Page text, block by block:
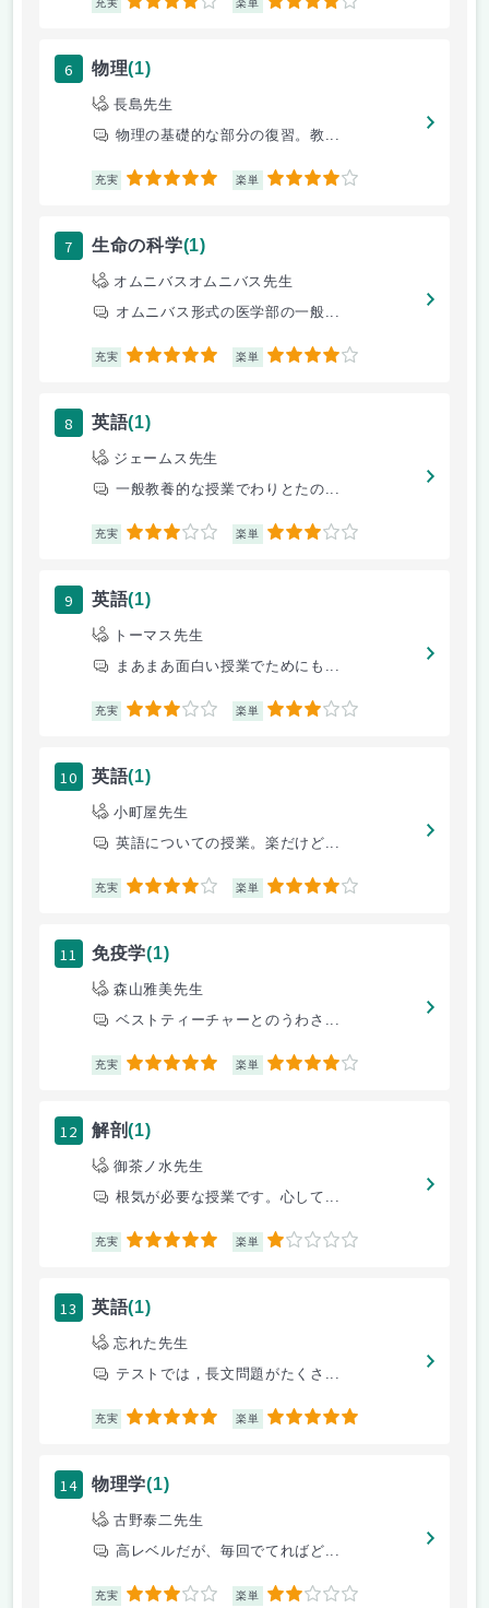
充実 4 楽単 4
6 物理(1)
長島先生
物理の基礎的な部分の復習。教...
充実 5 楽単 4
7 生命の科学(1)
オムニバスオムニバス先生
オムニバス形式の医学部の一般...
充実 5 楽単 4
8 英語(1)
ジェームス先生
一般教養的な授業でわりとたの...
充実 3 楽単 3
9 英語(1)
トーマス先生
まあまあ面白い授業でためにも...
充実 3 楽単 3
10 英語(1)
小町屋先生
英語についての授業。楽だけど...
充実 4 楽単 4
11 免疫学(1)
森山雅美先生
ベストティーチャーとのうわさ...
充実 5 楽単 4
12 解剖(1)
御茶ノ水先生
根気が必要な授業です。心して...
充実 5 楽単 1
13 英語(1)
忘れた先生
テストでは，長文問題がたくさ...
充実 5 楽単 5
14 物理学(1)
古野泰二先生
高レベルだが、毎回でてればど...
充実 3 楽単 2